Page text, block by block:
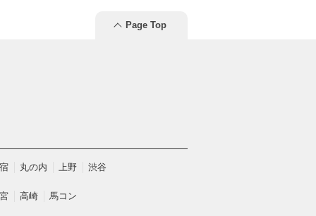
Page Top
丸の内 上野 渋谷
高崎 馬コン